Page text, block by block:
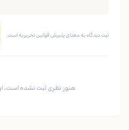
ثبت دیدگاه به معنای پذیرش قوانین تحریریه است.
هنوز نظری ثبت نشده است.